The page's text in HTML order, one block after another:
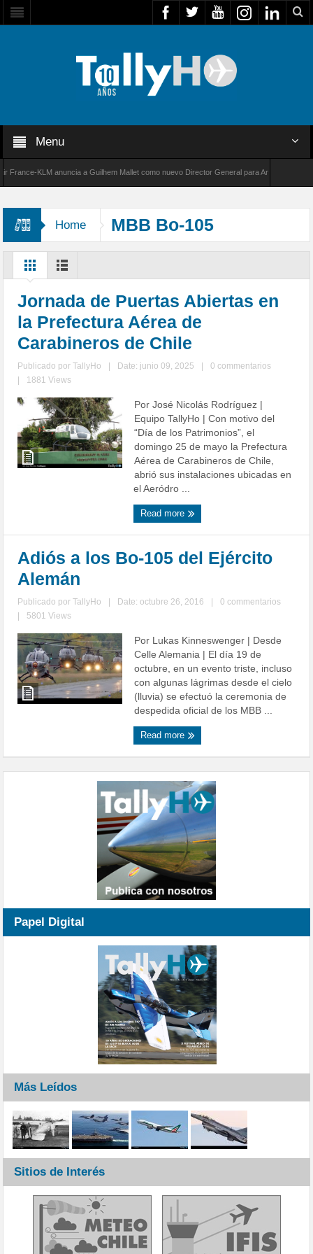
Menu
KLM anuncia a Guilhem Mallet como nuevo Director General para América Latina
Home MBB Bo-105
Jornada de Puertas Abiertas en
la Prefectura Aérea de
Carabineros de Chile
Publicado porTallyHo Date: junio 09, 2025
0 commentarios
1881 Views
Por José Nicolás Rodríguez |
Equipo TallyHo | Con motivo del
“Día de los Patrimonios”, el
domingo 25 de mayo la Prefectura
Aérea de Carabineros de Chile,
abrió sus instalaciones ubicadas en
el Aeródro ...
Read more
Adiós a los Bo-105 del Ejército
Alemán
Publicado porTallyHo Date: octubre 26, 2016
0 commentarios
5801 Views
Por Lukas Kinneswenger | Desde
Celle Alemania | El día 19 de
octubre, en un evento triste, incluso
con algunas lágrimas desde el cielo
(lluvia) se efectuó la ceremonia de
despedida oficial de los MBB ...
Read more
Papel Digital
Más Leídos
Sitios de Interés